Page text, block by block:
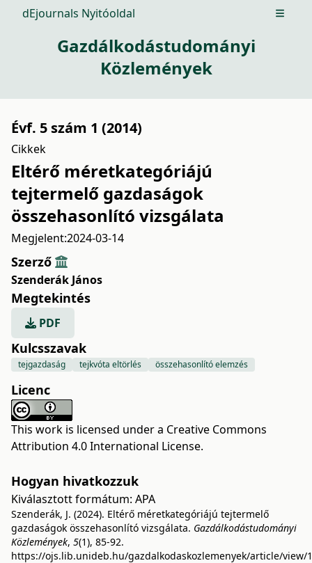
dEjournals Nyitóoldal Open
Gazdálkodástudományi
Közlemények
Évf. 5 szám 1 (2014)
Cikkek
Eltérő méretkategóriájú
tejtermelő gazdaságok
összehasonlító vizsgálata
Megjelent:2024-03-14
Szerző
Szenderák János
Megtekintés
PDF
Kulcsszavak
tejgazdaság tejkvóta eltörlés összehasonlító elemzés
Licenc
This work is licensed under a Creative Commons
Attribution 4.0 International License.
Hogyan hivatkozzuk
Kiválasztott formátum: APA
Szenderák, J. (2024). Eltérő méretkategóriájú tejtermelő
gazdaságok összehasonlító vizsgálata. Gazdálkodástudományi
Közlemények, 5(1), 85-92.
https://ojs.lib.unideb.hu/gazdalkodaskozlemenyek/article/view/